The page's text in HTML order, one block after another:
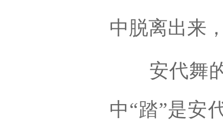
中脱离出来
安代舞的
中“踏”是安